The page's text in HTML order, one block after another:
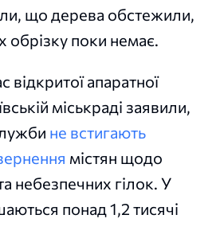
що дерева обстежили,
обрізку поки немає.
відкритої апаратної
міськраді заявили,
не встигають
містян щодо
небезпечних гілок. У
понад 1,2 тисячі